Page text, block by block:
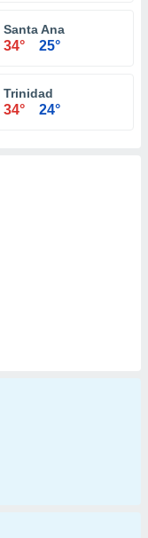
Santa Ana
34° 25°
Trinidad
34° 24°